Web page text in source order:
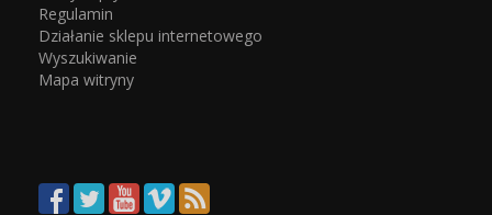
Regulamin
Działanie sklepu internetowego
Wyszukiwanie
Mapa witryny